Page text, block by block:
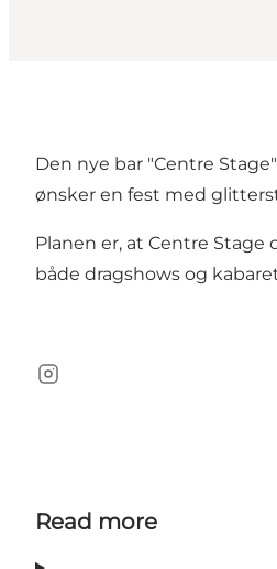
Den nye bar "Centre
ønsker en fest med
Planen er, at Centre Stage
både dragshows og
Instagram
Read more